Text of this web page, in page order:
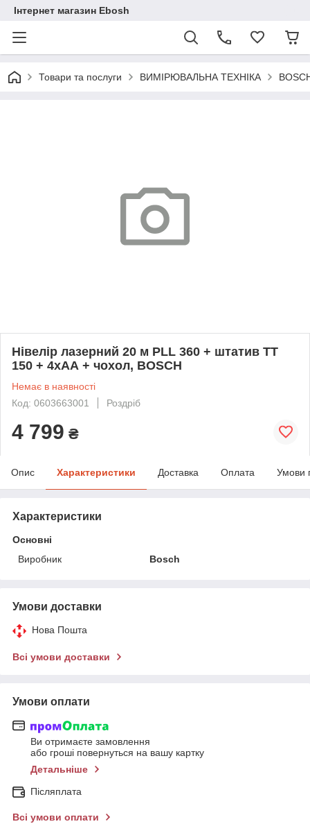
Інтернет магазин Ebosh
Товари та послуги ВИМІРЮВАЛЬНА ТЕХНІКА
Нівелір лазерний 20 м PLL 360 + штатив TT
150 + 4хАА + чохол, BOSCH
Немає в наявності
Код: 0603663001
Роздріб
4 799 ₴
Опис Характеристики Доставка Оплата Умови
Характеристики
Основні
Виробник
Bosch
Умови доставки
Нова Пошта
Всі умови доставки
Умови оплати
Ви отримаєте замовлення
або гроші повернуться на вашу картку
Детальніше
Післяплата
Всі умови оплати